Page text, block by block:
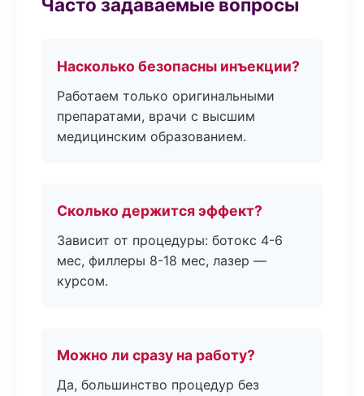
Часто задаваемые вопросы
Насколько безопасны инъекции?
Работаем только оригинальными
препаратами, врачи с высшим
медицинским образованием.
Сколько держится эффект?
Зависит от процедуры: ботокс 4-6
мес, филлеры 8-18 мес, лазер —
курсом.
Можно ли сразу на работу?
Да, большинство процедур без